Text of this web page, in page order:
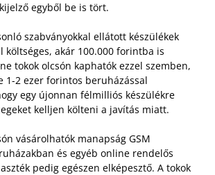
egyből be is tört.
szabványokkal ellátott készülékek
költséges, akár 100.000 forintba is
tokok olcsón kaphatók ezzel szemben,
1-2 ezer forintos beruházással
egy újonnan félmilliós készülékre
kelljen költeni a javítás miatt.
vásárolhatók manapság GSM
és egyéb online rendelős
pedig egészen elképesztő. A tokok